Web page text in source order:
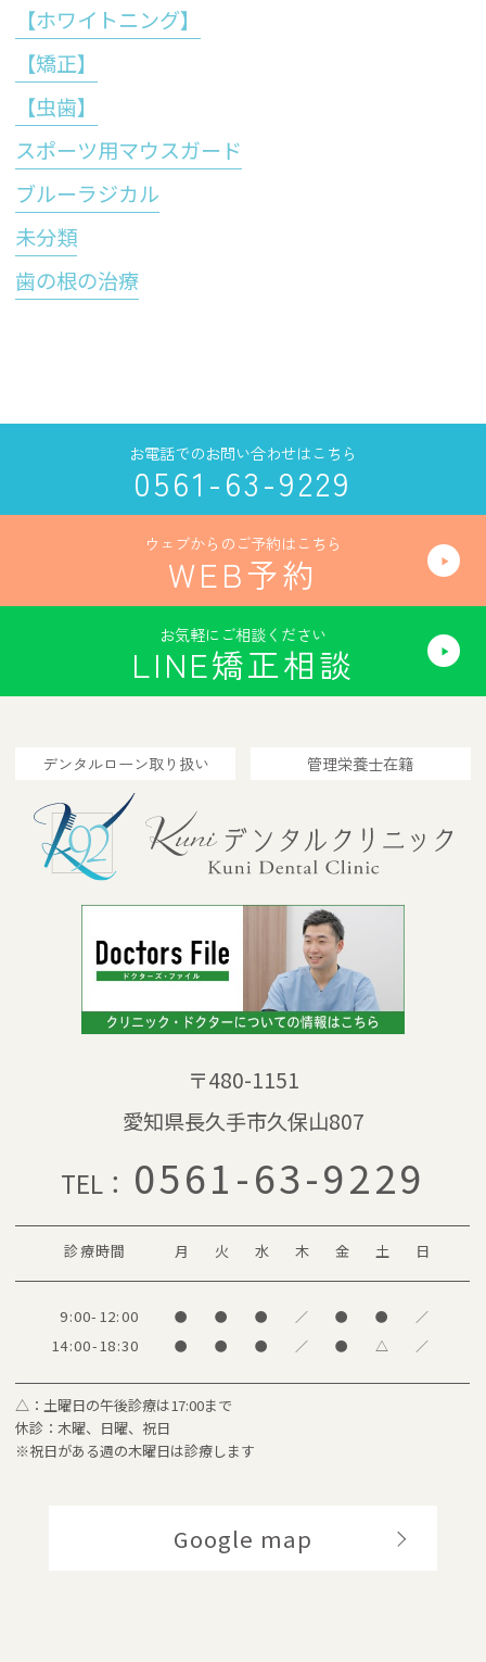
【ホワイトニング】
【矯正】
【虫歯】
スポーツ用マウスガード
ブルーラジカル
未分類
歯の根の治療
お電話でのお問い合わせはこちら
0561-63-9229
ウェブからのご予約はこちら
WEB予約
お気軽にご相談ください
LINE矯正相談
デンタルローン取り扱い 管理栄養士在籍
〒480-1151
愛知県長久手市久保山807
TEL： 0561-63-9229
診療時間 月 火 水 木 金 土 日
9:00-12:00 ● ● ● ／ ● ● ／
14:00-18:30 ● ● ● ／ ● △ ／
△：土曜日の午後診療は17:00まで
休診：木曜、日曜、祝日
※祝日がある週の木曜日は診療します
Google map